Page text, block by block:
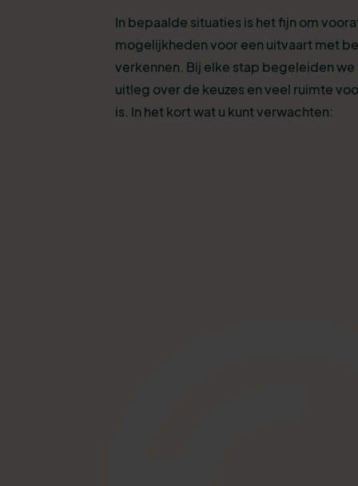
In bepaalde situaties is het fijn om
mogelijkheden voor een uitvaart met
verkennen. Bij elke stap begeleiden
uitleg over de keuzes en veel ruimte
is. In het kort wat u kunt verwachten: